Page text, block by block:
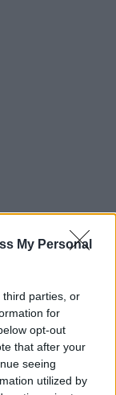
My Personal
third parties, or
for
opt-out
that after your
seeing
utilized by